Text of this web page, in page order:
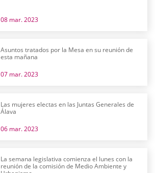
08 mar. 2023
Asuntos tratados por la Mesa en su reunión de
esta mañana
07 mar. 2023
Las mujeres electas en las Juntas Generales de
Álava
06 mar. 2023
La semana legislativa comienza el lunes con la
reunión de la comisión de Medio Ambiente y